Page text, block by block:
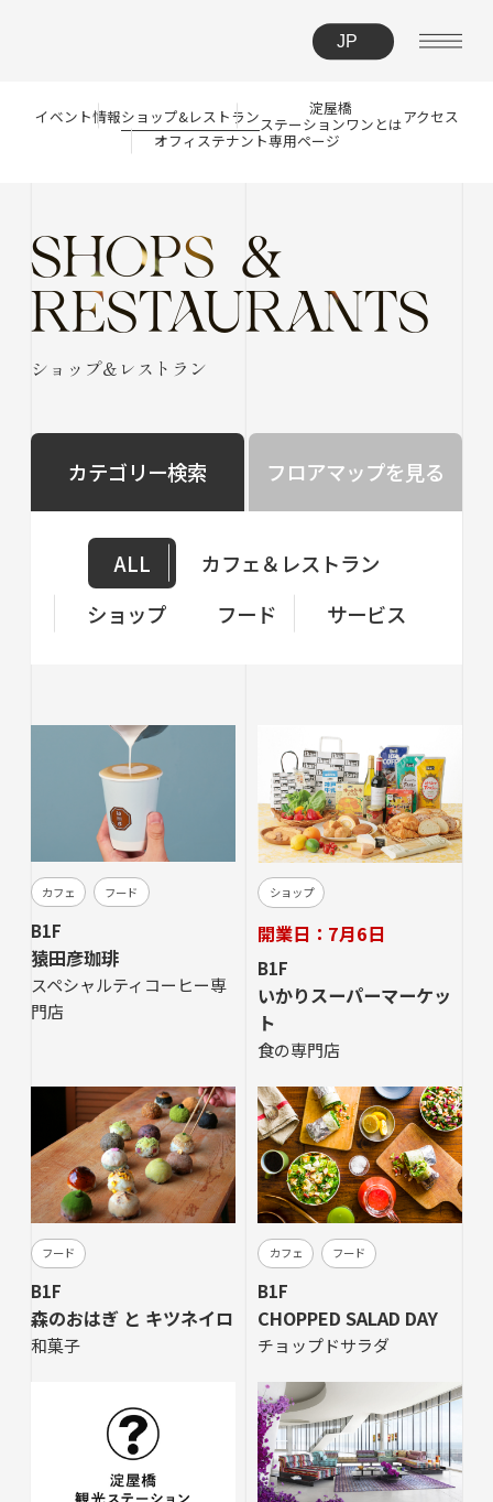
イベント情報ショップ&レストラン 淀屋橋
ステーションワンとはアクセス
オフィステナント専用ページ
SHOPS &
RESTAURANTS
ショップ＆レストラン
カテゴリー検索 フロアマップを見る
ALL
カフェ＆レストラン
ショップ
フード サービス
カフェ フード
B1F
猿田彦珈琲
スペシャルティコーヒー専
門店
ショップ
開業日：7月6日
B1F
いかりスーパーマーケッ
ト
食の専門店
フード
B1F
森のおはぎ と キツネイロ
和菓子
カフェ フード
B1F
CHOPPED SALAD DAY
チョップドサラダ